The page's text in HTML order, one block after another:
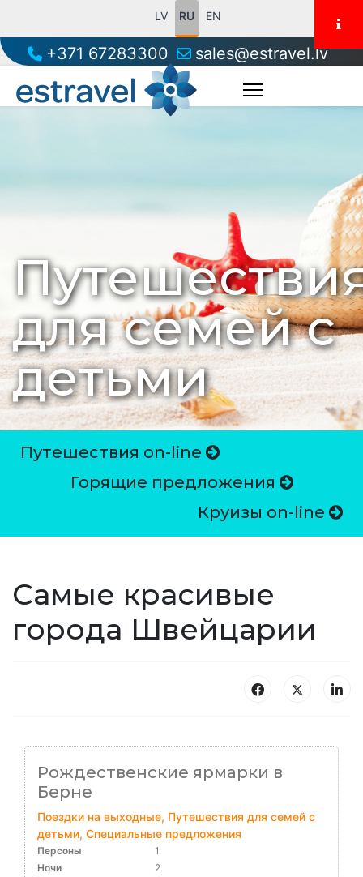
LV RU EN
+371 67283300 sales@estravel.lv
для семей с
детьми
Путешествия on-line
Горящие предложения
Круизы on-line
Самые красивые
города Швейцарии
Рождественские ярмарки в
Берне
Поездки на выходные, Путешествия для семей с
детьми, Специальные предложения
Персоны
1
Ночи
2